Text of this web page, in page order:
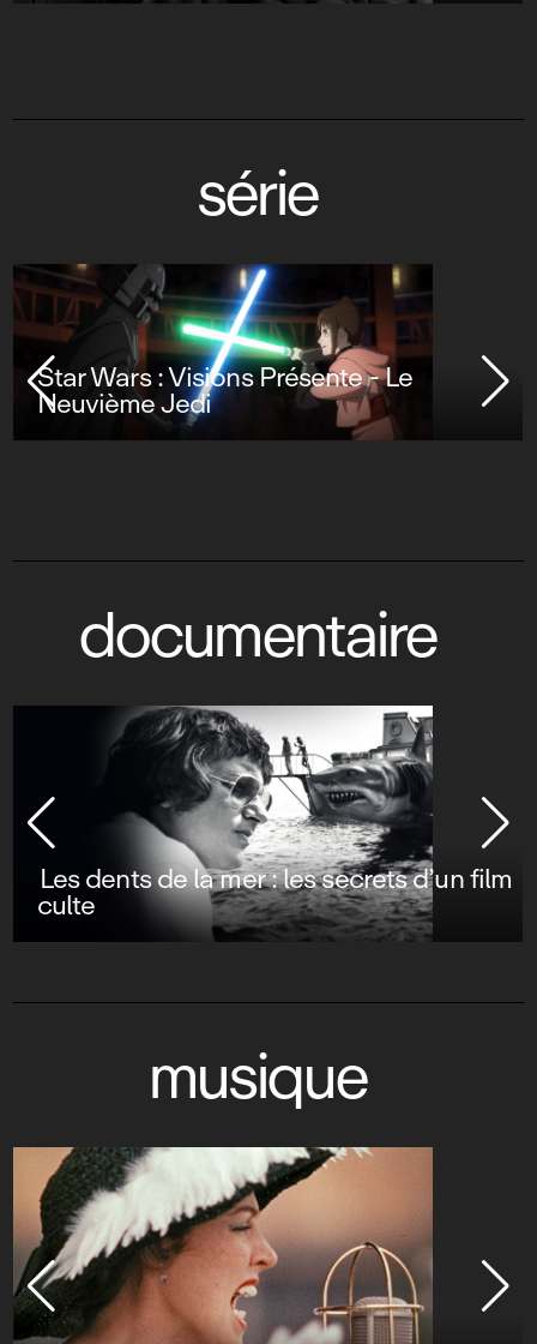
série
Star Wars : Visions Présente - Le
Neuvième Jedi
documentaire
Les dents de la mer : les secrets d’un film
culte
musique